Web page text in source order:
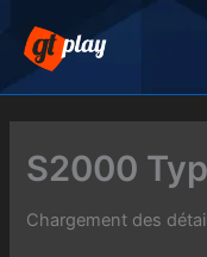
contenu
S2000
Chargement des